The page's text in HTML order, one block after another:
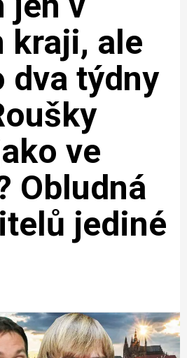
kraji, ale
dva týdny
ve
Obludná
jediné